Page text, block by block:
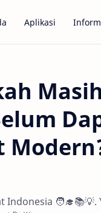
Aplikasi
🧑‍🎓📚💡.